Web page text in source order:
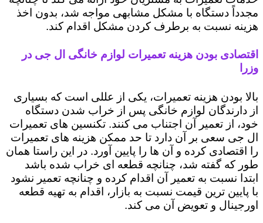
مجدداً دستگاه با مشکل مشابهی مواجه شد، بدون اخذ
هزینه نسبت به برطرف کردن مشکل اقدام کند.
اقتصادی بودن هزینه تعمیرات لوازم خانگی ال جی در
وزرا
بالا بودن هزینه تعمیرات، یکی از عللی است که بسیاری
از دارندگان لوازم خانگی پس از خراب شدن دستگاه
خود، از تعمیر آن اجتناب می کنند. تکنسین های تعمیرات
ال جی سعی بر آن دارد تا حد ممکن هزینه های تعمیرات
را اقتصادی کرده و آن ها را پایین آورد. در این راستا همان
طور که گفته شد، چنانچه قطعه ای خراب شده باشد
ابتدا نسبت به تعمیر آن اقدام کرده و چنانچه تعمیر نشود
با پایین ترین قیمت نسبت به بازار، اقدام به تهیه قطعه
اورجینال و تعویض آن می کند.